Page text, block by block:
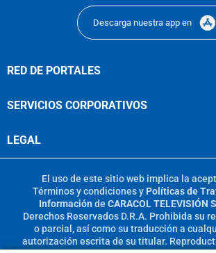
Descarga nuestra app en
RED DE PORTALES
SERVICIOS CORPORATIVOS
LEGAL
El uso de este sitio web implica la
Términos y condicionesy Políticas de
Información de CARACOL TELEVISIÓN
Derechos Reservados D.R.A. Prohibida su
o parcial, así como su traducción a
autorización escrita de su titular.